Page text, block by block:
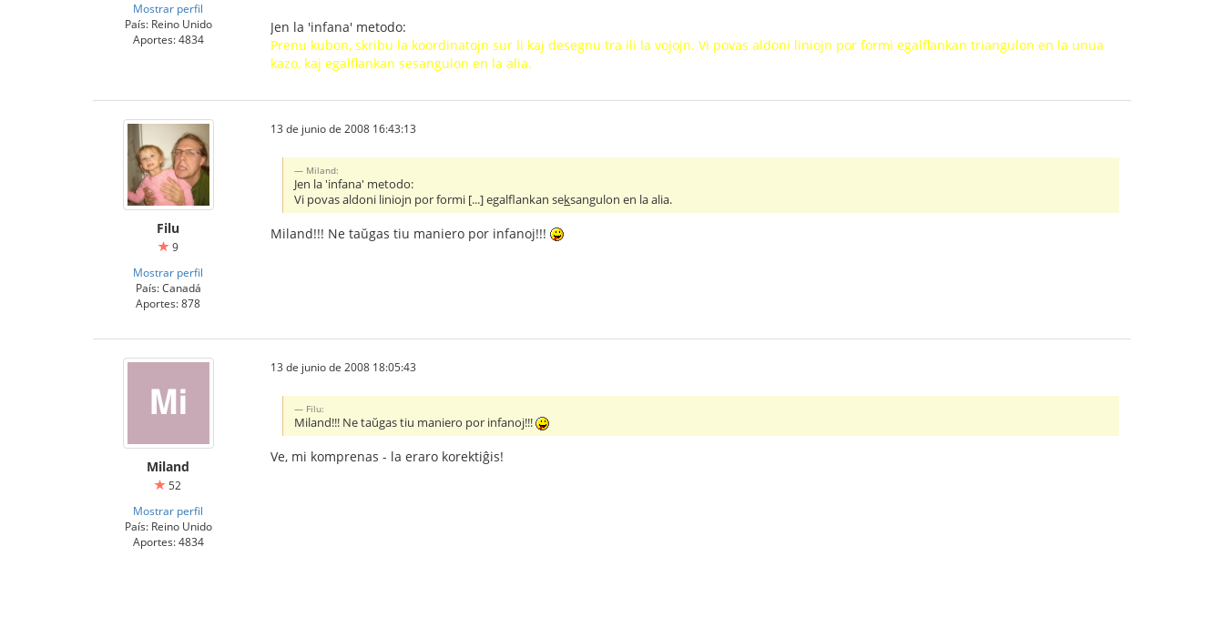
Mostrar perfil
País: Reino Unido
Aportes: 4834
Jen la 'infana' metodo:
Prenu kubon, skribu la koordinatojn sur li kaj desegnu tra ili la vojojn. Vi povas aldoni liniojn por formi egalflankan triangulon en la unua
kazo, kaj egalflankan sesangulon en la alia.
Filu
9
Mostrar perfil
País: Canadá
Aportes: 878
13 de junio de 2008 16:43:13
Miland:
Jen la 'infana' metodo:
Vi povas aldoni liniojn por formi [...] egalflankan seksangulon en la alia.
Miland!!! Ne taŭgas tiu maniero por infanoj!!!
Miland
52
Mostrar perfil
País: Reino Unido
Aportes: 4834
13 de junio de 2008 18:05:43
Filu:
Miland!!! Ne taŭgas tiu maniero por infanoj!!!
Ve, mi komprenas - la eraro korektiĝis!